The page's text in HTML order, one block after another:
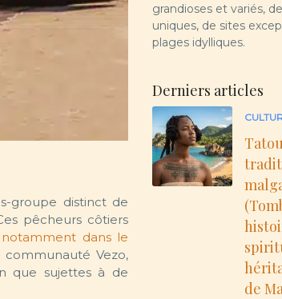
groupe distinct de
pêcheurs côtiers
dans le
Vezo,
que sujettes à de
grandioses et variés,
uniques, de sites
plages idylliques.
Derniers articles
de